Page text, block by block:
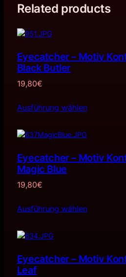
Related products
Eyecatcher – Motiv
Black Butler
19,80€
Ausführung wählen
Eyecatcher – Motiv
Magic Blue
19,80€
Ausführung wählen
Eyecatcher – Motiv
Leaf